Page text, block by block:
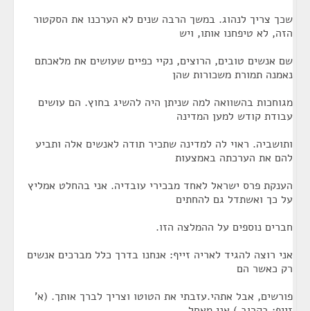
שכך צריך לנהוג. במשך הרבה שנים לא הערכנו את הסקטור
הזה, לא טיפחנו אותו, ויש
שם אנשים טובים, הרוצים, נקיי כפיים שעושים את מלאכתם
נאמנה תמורת משכורות שהן
מגוחכות בהשוואה למה שניתן היה להשיג בחוץ. הם עושים
עבודת קודש למען המדינה
ותושביה. ראוי לה למדינה שתכיר תודה לאנשים אלה ותביע
להם את הערכתה באמצעות
הענקת פרס ישראל לאחד מבכירי עובדיה. אני בהחלט אמליץ
על כך ואשתדל גם להחתים
חברים נוספים על ההמלצה הזו.
אני רוצה להגיד לאריה זייף: אנחנו בדרך כלל מברכים אנשים
רק כאשר הם
פורשים, אבל אתהי.עזבתי את הטוטו וצריך לברך אותך. (א'